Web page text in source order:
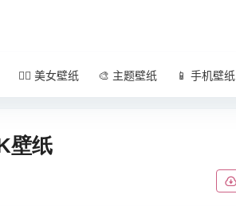
🧜‍♀️ 美女壁纸 🎨 主题壁纸 📱 手机壁纸
壁纸